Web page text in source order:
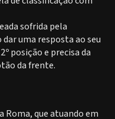
sofrida pela
uma resposta ao seu
posição e precisa da
da frente.
Roma, que atuando em